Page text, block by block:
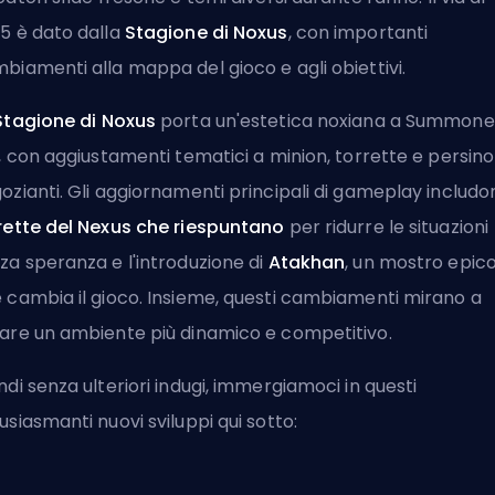
è dato dalla Stagione di Noxus, con importanti
alla mappa del gioco e agli obiettivi.
di Noxus porta un'estetica noxiana a
con aggiustamenti tematici a minion, torrette e persino
Gli aggiornamenti principali di gameplay
del Nexus che riespuntano per ridurre le situazioni
speranza e l'introduzione di Atakhan, un mostro epico
cambia il gioco. Insieme, questi cambiamenti mirano a
un ambiente più dinamico e competitivo.
senza ulteriori indugi, immergiamoci in questi
nuovi sviluppi qui sotto: